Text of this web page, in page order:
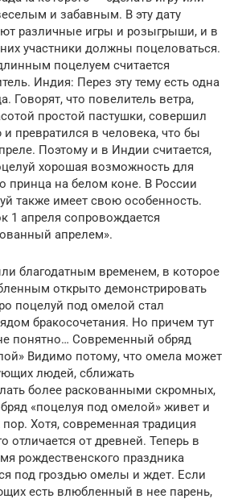
и забавным. В эту дату
различные игры и розыгрыши, и в
участники должны поцеловаться.
поцелуем считается
Индия: Перез эту тему есть одна
Говорят, что повелитель ветра,
простой пастушки, совершил
превратился в человека, что бы
Поэтому и в Индии считается,
хорошая возможность для
принца на белом коне. В России
также имеет свою особенность.
1 апреля сопровождается
апрелем».
благодатным временем, в которое
открыто демонстрировать
поцелуй под омелой стал
бракосочетания. Но причем тут
понятно… Современный обряд
Видимо потому, что омела может
людей, сближать
более раскованными скромных,
«поцелуя под омелой» живет и
пор. Хотя, современная традиция
отличается от древней. Теперь в
рождественского праздника
под гроздью омелы и ждет. Если
есть влюбленный в нее парень,